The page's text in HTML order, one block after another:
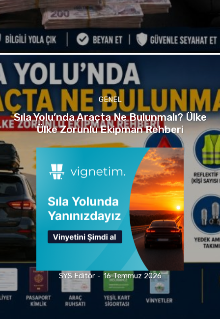
GENEL
Sıla Yolu’nda Araçta Ne Bulunmalı? Ülke
Ülke Zorunlu Ekipman Rehberi
SYS Editör - 16 Temmuz 2026